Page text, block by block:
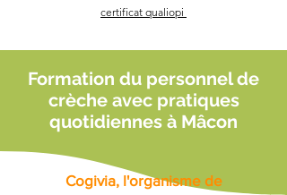
certificat qualiopi
Formation du personnel de
crèche avec pratiques
quotidiennes à Mâcon
Cogivia, l'organisme de